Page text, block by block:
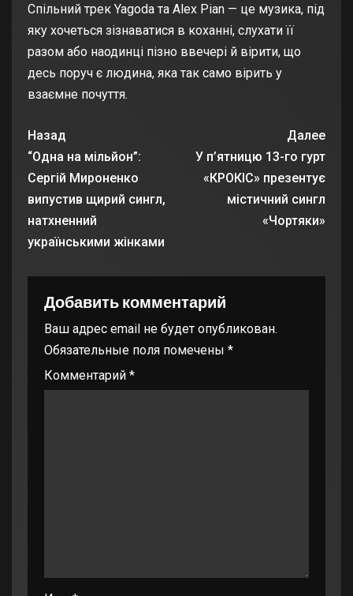
Спільний трек Yagoda та Alex Pian — це музика, під
яку хочеться зізнаватися в коханні, слухати її
разом або наодинці пізно ввечері й вірити, що
десь поруч є людина, яка так само вірить у
взаємне почуття.
Назад
“Одна на мільйон”:
Сергій Мироненко
випустив щирий сингл,
натхненний
українськими жінками
Далее
У п’ятницю 13-го гурт
«КРОКІС» презентує
містичний сингл
«Чортяки»
Добавить комментарий
Ваш адрес email не будет опубликован.
Обязательные поля помечены *
Комментарий *